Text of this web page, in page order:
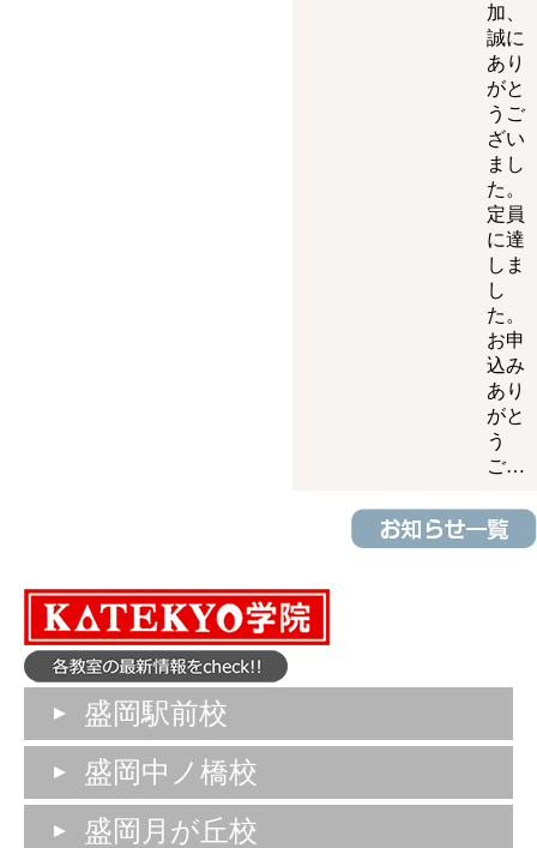
加、
誠に
あり
がと
うご
ざい
まし
た。
定員
に達
しま
し
た。
お申
込み
あり
がと
う
ご…
盛岡駅前校
盛岡中ノ橋校
盛岡月が丘校